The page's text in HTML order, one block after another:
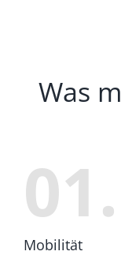
Was
01.
Mobilität